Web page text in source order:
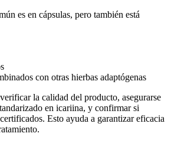
es en cápsulas, pero también está
con otras hierbas adaptógenas
la calidad del producto, asegurarse
en icariina, y confirmar si
Esto ayuda a garantizar eficacia